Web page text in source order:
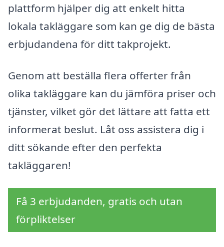
plattform hjälper dig att enkelt hitta
lokala takläggare som kan ge dig de bästa
erbjudandena för ditt takprojekt.
Genom att beställa flera offerter från
olika takläggare kan du jämföra priser och
tjänster, vilket gör det lättare att fatta ett
informerat beslut. Låt oss assistera dig i
ditt sökande efter den perfekta
takläggaren!
Få 3 erbjudanden, gratis och utan
förpliktelser